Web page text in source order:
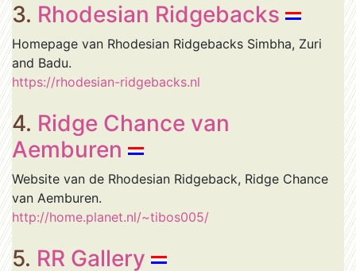
3. Rhodesian Ridgebacks
Homepage van Rhodesian Ridgebacks Simbha, Zuri
and Badu.
https://rhodesian-ridgebacks.nl
4. Ridge Chance van
Aemburen
Website van de Rhodesian Ridgeback, Ridge Chance
van Aemburen.
http://home.planet.nl/~tibos005/
5. RR Gallery